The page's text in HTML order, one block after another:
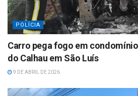
POLÍCIA
Carro pega fogo em
do Calhau em São Luís
9 DE ABRIL DE 2026